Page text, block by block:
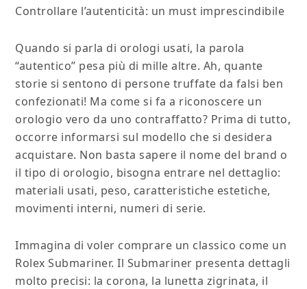
Controllare l’autenticità: un must imprescindibile
Quando si parla di orologi usati, la parola
“autentico” pesa più di mille altre. Ah, quante
storie si sentono di persone truffate da falsi ben
confezionati! Ma come si fa a riconoscere un
orologio vero da uno contraffatto? Prima di tutto,
occorre informarsi sul modello che si desidera
acquistare. Non basta sapere il nome del brand o
il tipo di orologio, bisogna entrare nel dettaglio:
materiali usati, peso, caratteristiche estetiche,
movimenti interni, numeri di serie.
Immagina di voler comprare un classico come un
Rolex Submariner. Il Submariner presenta dettagli
molto precisi: la corona, la lunetta zigrinata, il